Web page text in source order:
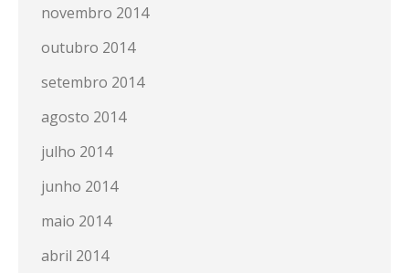
novembro 2014
outubro 2014
setembro 2014
agosto 2014
julho 2014
junho 2014
maio 2014
abril 2014